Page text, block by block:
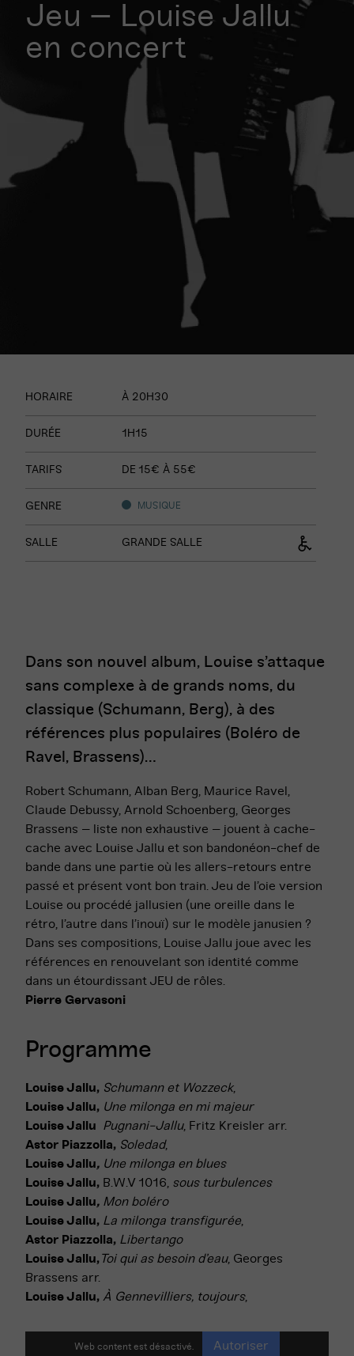
Jeu – Louise Jallu
en concert
le
HORAIRE À 20H30
DURÉE 1H15
TARIFS DE 15€ À 55€
GENRE MUSIQUE
SALLE GRANDE SALLE
Dans son nouvel album, Louise s’attaque
sans complexe à de grands noms, du
classique (Schumann, Berg), à des
références plus populaires (Boléro de
Ravel, Brassens)…
Robert Schumann, Alban Berg, Maurice Ravel,
Claude Debussy, Arnold Schoenberg, Georges
Brassens – liste non exhaustive – jouent à cache-
cache avec Louise Jallu et son bandonéon-chef de
bande dans une partie où les allers-retours entre
passé et présent vont bon train. Jeu de l’oie version
Louise ou procédé jallusien (une oreille dans le
rétro, l’autre dans l’inouï) sur le modèle janusien ?
Dans ses compositions, Louise Jallu joue avec les
références en renouvelant son identité comme
dans un étourdissant JEU de rôles.
Pierre Gervasoni
Programme
Louise Jallu, Schumann et Wozzeck,
Louise Jallu, Une milonga en mi majeur
Louise Jallu
Pugnani-Jallu, Fritz Kreisler arr.
Astor Piazzolla, Soledad,
Louise Jallu, Une milonga en blues
Louise Jallu, B.W.V 1016, sous turbulences
Louise Jallu, Mon boléro
Louise Jallu, La milonga transfigurée
Astor Piazzolla, Libertango
Louise Jallu,Toi qui as besoin d’eau, Georges
Brassens arr.
Louise Jallu, À Gennevilliers, toujours,
Web content est désactivé. Autoriser